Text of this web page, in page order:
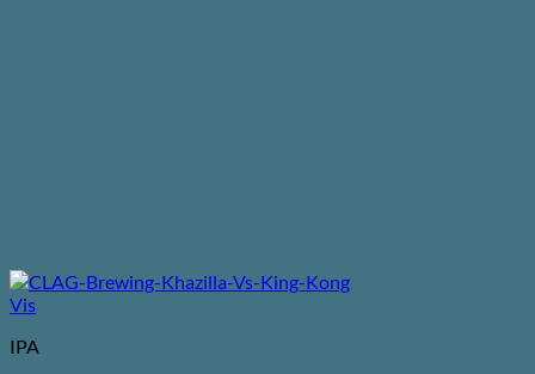
Vis
IPA